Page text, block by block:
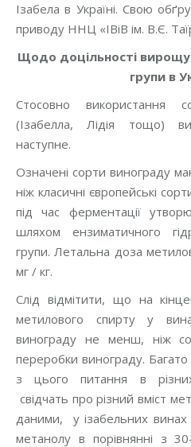
Ізабела в Україні. Свою
приводу ННЦ «ІВіВ ім. В.Є.
Щодо доцільності
групи в
Стосовно використання
(Ізабелла, Лідія тощо)
наступне.
Означені сорти винограду
ніж класичні європейські
під час ферментації
шляхом ензиматичного
групи. Летальна доза
мг / кг.
Слід відмітити, що на
метилового спирту у
винограду не менш, ніж
переробки винограду.
з цього питання в
свідчать про різний вміст
даними, у ізабельних
метанолу в порівнянні з